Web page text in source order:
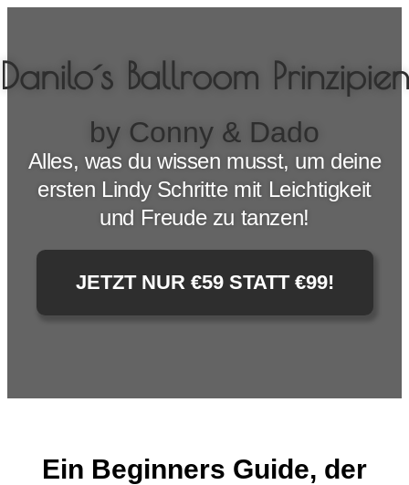
Danilo´s Ballroom Prinzipien
by Conny & Dado
Alles, was du wissen musst, um deine
ersten Lindy Schritte mit Leichtigkeit
und Freude zu tanzen!
JETZT NUR €59 STATT €99!
Ein Beginners Guide, der